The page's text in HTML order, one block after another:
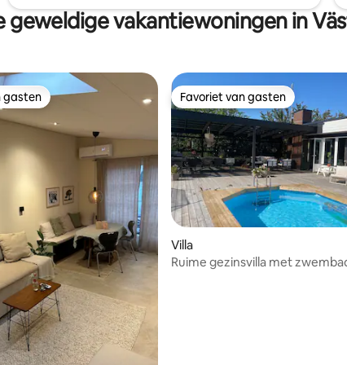
geweldige vakantiewoningen in
van 5 op 5, 28 recensies
gasten
gasten Favoriet van gasten
Favoriet van gasten
Villa
Ruime gezinsvilla met